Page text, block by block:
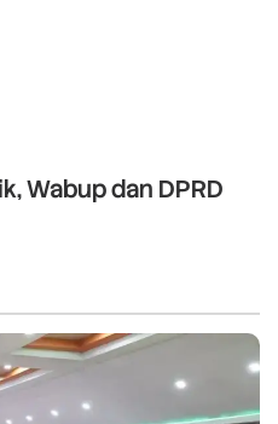
Wabup dan DPRD